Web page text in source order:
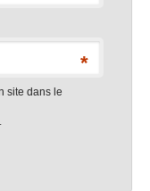
*
site dans le